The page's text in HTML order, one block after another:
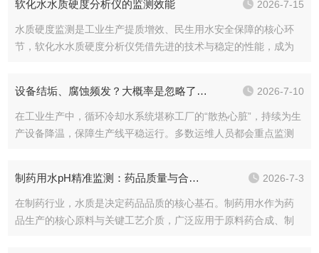
安装则是其发挥效...
软化水水质硬度分析仪的监测效能 2026-7-15
水质硬度监测是工业生产提质增效、民生用水安全保障的核心环
节，软化水水质硬度分析仪凭借先进的技术与稳定的性能，成为
的全面释放，方位...
设备结垢、腐蚀频发？大概率是忽略了酚酞碱度！ 2026-7-10
在工业生产中，循环冷却水系统堪称工厂的“散热心脏”，持续为生
产设备降温，保障生产线平稳运行。多数运维人员都会重点监测
目，是预判循...
制药用水pH精准监测：药品质量与合规生产的核心保障 2026-7-3
在制药行业，水质是决定药品品质的核心基石。制药用水作为药
品生产的核心原料与关键工艺介质，广泛应用于原料药合成、制